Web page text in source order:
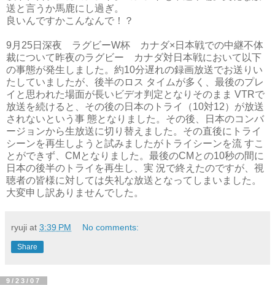
送と言うか馬鹿にし過ぎ。
良いんですかこんなんで！？
9月25日深夜 ラグビーW杯 カナダ×日本戦での中継不体
裁について昨夜のラグビー カナダ対日本戦において以下
の事態が発生しました。約10分遅れの録画放送でお送りい
たしていましたが、後半のロス タイムが多く、最後のプレ
イと思われた場面が長いビデオ判定となりそのまま VTRで
放送を続けると、その後の日本のトライ（10対12）が放送
されないという事 態となりました。その後、日本のコンバ
ージョンから生放送に切り替えました。その直後にトライ
シーンを再生しようと試みましたがトライシーンを流 すこ
とができず、CMとなりました。最後のCMとの10秒の間に
日本の後半のトライを再生し、実 況で終えたのですが、視
聴者の皆様に対しては失礼な放送となってしまいました。
大変申し訳ありませんでした。
ryuji at 3:39 PM No comments:
Share
9/23/07